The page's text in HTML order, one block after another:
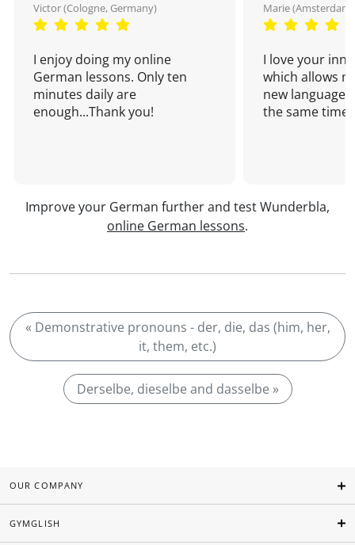
Victor (Cologne, Germany)
I enjoy doing my online
German lessons. Only ten
minutes daily are
enough...Thank you!
Marie
I love your
which allows
new language
the same time!
Improve your German further and test Wunderbla,
online German lessons.
« Demonstrative pronouns - der, die, das (him, her,
it, them, etc.)
Derselbe, dieselbe and dasselbe »
OUR COMPANY
GYMGLISH